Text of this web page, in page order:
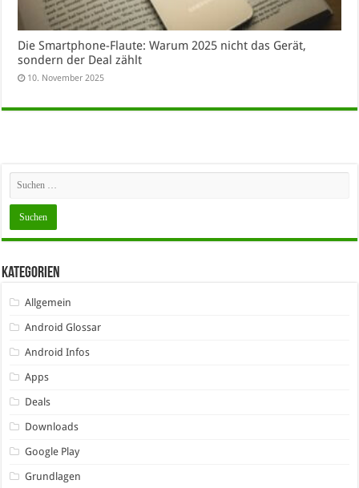
Die Smartphone-Flaute: Warum 2025 nicht das Gerät,
sondern der Deal zählt
10. November 2025
Kategorien
Allgemein
Android Glossar
Android Infos
Apps
Deals
Downloads
Google Play
Grundlagen